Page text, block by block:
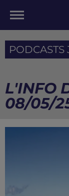
L'INFO
08/05/